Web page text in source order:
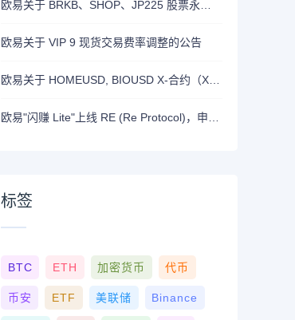
欧易关于 VIP 9 现货交易费率调整的公告
标签
BTC ETH 加密货币 代币
币安 ETF 美联储 Binance